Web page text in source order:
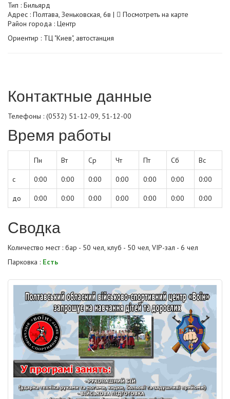
Тип : Бильярд
Адрес : Полтава, Зеньковская, 6в |
Посмотреть на карте
Район города : Центр
Ориентир : ТЦ "Киев", автостанция
Контактные данные
Телефоны : (0532) 51-12-09, 51-12-00
Время работы
Пн Вт Ср Чт Пт Сб Вс
с 0:00 0:00 0:00 0:00 0:00 0:00 0:00
до 0:00 0:00 0:00 0:00 0:00 0:00 0:00
Сводка
Количество мест : бар - 50 чел, клуб - 50 чел, VIP-зал - 6 чел
Парковка : Есть